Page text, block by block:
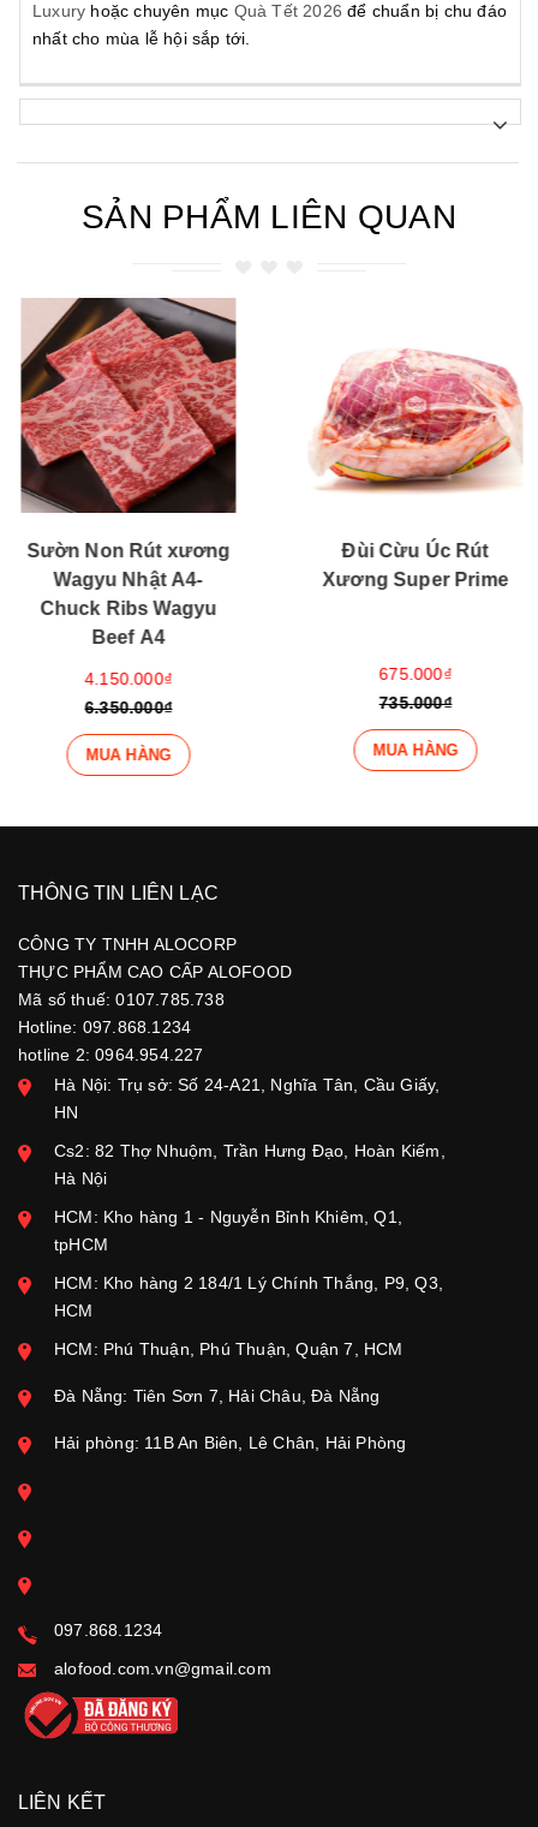
Luxury hoặc chuyên mục Quà Tết 2026 để chuẩn bị chu đáo
nhất cho mùa lễ hội sắp tới.
SẢN PHẨM LIÊN QUAN
Sườn Non Rút xương
Wagyu Nhật A4-
Chuck Ribs Wagyu
Beef A4
4.150.000₫
6.350.000₫
MUA HÀNG
Đùi Cừu Úc Rút
Xương Super Prime
675.000₫
735.000₫
MUA HÀNG
THÔNG TIN LIÊN LẠC
CÔNG TY TNHH ALOCORP
THỰC PHẨM CAO CẤP ALOFOOD
Mã số thuế: 0107.785.738
Hotline: 097.868.1234
hotline 2: 0964.954.227
Hà Nội: Trụ sở: Số 24-A21, Nghĩa Tân, Cầu Giấy,
HN
Cs2: 82 Thợ Nhuộm, Trần Hưng Đạo, Hoàn Kiếm,
Hà Nội
HCM: Kho hàng 1 - Nguyễn Bỉnh Khiêm, Q1,
tpHCM
HCM: Kho hàng 2 184/1 Lý Chính Thắng, P9, Q3,
HCM
HCM: Phú Thuận, Phú Thuận, Quận 7, HCM
Đà Nẵng: Tiên Sơn 7, Hải Châu, Đà Nẵng
Hải phòng: 11B An Biên, Lê Chân, Hải Phòng
097.868.1234
alofood.com.vn@gmail.com
LIÊN KẾT